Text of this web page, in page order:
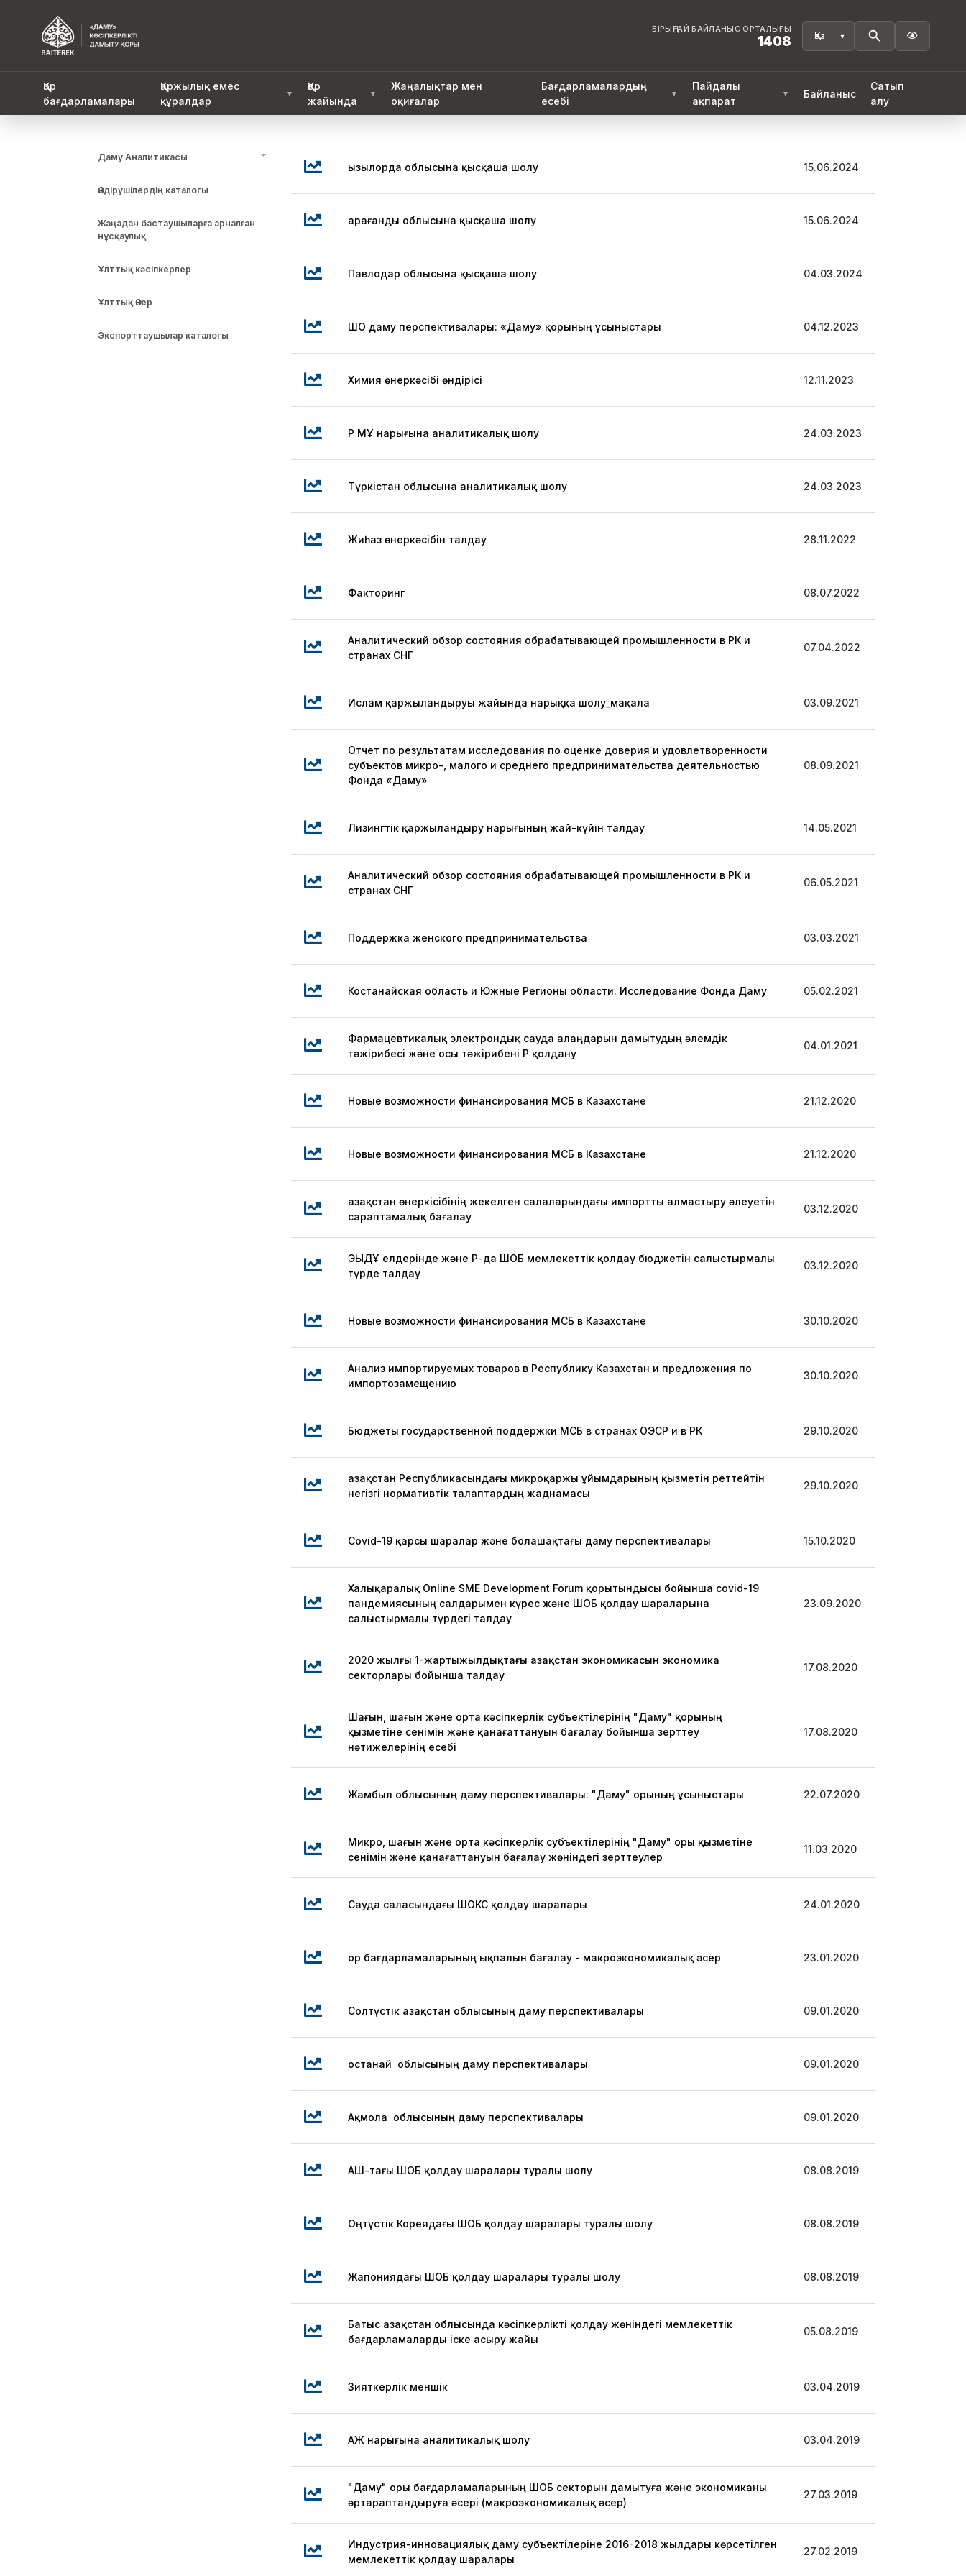
БІРЫҢҒАЙ БАЙЛАНЫС ОРТАЛЫҒЫ
1408 
Қор
бағдарламалары
Қаржылық емес
құралдар
▼
Қор
жайында
▼
Жаңалықтар мен
оқиғалар
Бағдарламалардың
есебі
▼
Пайдалы
ақпарат
▼ Байланыс
Сатып
алу
Даму Аналитикасы
Өндірушілердің каталогы
Жаңадан бастаушыларға арналған
нұсқаулық
Ұлттық кәсіпкерлер
Ұлттық Өнер
Экспорттаушылар каталогы
Қызылорда облысына қысқаша шолу 15.06.2024
Қарағанды облысына қысқаша шолу 15.06.2024
Павлодар облысына қысқаша шолу 04.03.2024
ШҚО даму перспективалары: «Даму» қорының ұсыныстары 04.12.2023
Химия өнеркәсібі өндірісі 12.11.2023
ҚР МҚҰ нарығына аналитикалық шолу 24.03.2023
Түркістан облысына аналитикалық шолу 24.03.2023
Жиһаз өнеркәсібін талдау 28.11.2022
Факторинг 08.07.2022
Аналитический обзор состояния обрабатывающей промышленности в РК и
странах СНГ
07.04.2022
Ислам қаржыландыруы жайында нарыққа шолу_мақала 03.09.2021
Отчет по результатам исследования по оценке доверия и удовлетворенности
субъектов микро-, малого и среднего предпринимательства деятельностью
Фонда «Даму»
08.09.2021
Лизингтік қаржыландыру нарығының жай-күйін талдау 14.05.2021
Аналитический обзор состояния обрабатывающей промышленности в РК и
странах СНГ
06.05.2021
Поддержка женского предпринимательства 03.03.2021
Костанайская область и Южные Регионы области. Исследование Фонда Даму 05.02.2021
Фармацевтикалық электрондық сауда алаңдарын дамытудың әлемдік
тәжірибесі және осы тәжірибені ҚР қолдану
04.01.2021
Новые возможности финансирования МСБ в Казахстане 21.12.2020
Новые возможности финансирования МСБ в Казахстане 21.12.2020
Қазақстан өнеркісібінің жекелген салаларындағы импортты алмастыру әлеуетін
сараптамалық бағалау
03.12.2020
ЭЫДҰ елдерінде және ҚР-да ШОБ мемлекеттік қолдау бюджетін салыстырмалы
түрде талдау
03.12.2020
Новые возможности финансирования МСБ в Казахстане 30.10.2020
Анализ импортируемых товаров в Республику Казахстан и предложения по
импортозамещению
30.10.2020
Бюджеты государственной поддержки МСБ в странах ОЭСР и в РК 29.10.2020
Қазақстан Республикасындағы микроқаржы ұйымдарының қызметін реттейтін
негізгі нормативтік талаптардың жаднамасы
29.10.2020
Covid-19 қарсы шаралар және болашақтағы даму перспективалары 15.10.2020
Халықаралық Online SME Development Forum қорытындысы бойынша covid-19
пандемиясының салдарымен күрес және ШОБ қолдау шараларына
салыстырмалы түрдегі талдау
23.09.2020
2020 жылғы 1-жартыжылдықтағы Қазақстан экономикасын экономика
секторлары бойынша талдау
17.08.2020
Шағын, шағын және орта кәсіпкерлік субъектілерінің "Даму" қорының
қызметіне сенімін және қанағаттануын бағалау бойынша зерттеу
нәтижелерінің есебі
17.08.2020
Жамбыл облысының даму перспективалары: "Даму" Қорының ұсыныстары 22.07.2020
Микро, шағын және орта кәсіпкерлік субъектілерінің "Даму" Қоры қызметіне
сенімін және қанағаттануын бағалау жөніндегі зерттеулер
11.03.2020
Сауда саласындағы ШОКС қолдау шаралары 24.01.2020
Қор бағдарламаларының ықпалын бағалау - макроэкономикалық әсер 23.01.2020
Солтүстік Қазақстан облысының даму перспективалары 09.01.2020
Қостанай облысының даму перспективалары 09.01.2020
Ақмола облысының даму перспективалары 09.01.2020
АҚШ-тағы ШОБ қолдау шаралары туралы шолу 08.08.2019
Оңтүстік Кореядағы ШОБ қолдау шаралары туралы шолу 08.08.2019
Жапониядағы ШОБ қолдау шаралары туралы шолу 08.08.2019
Батыс Қазақстан облысында кәсіпкерлікті қолдау жөніндегі мемлекеттік
бағдарламаларды іске асыру жайы
05.08.2019
Зияткерлік меншік 03.04.2019
АЖ нарығына аналитикалық шолу 03.04.2019
"Даму" Қоры бағдарламаларының ШОБ секторын дамытуға және экономиканы
әртараптандыруға әсері (макроэкономикалық әсер)
27.03.2019
Индустрия-инновациялық даму субъектілеріне 2016-2018 жылдары көрсетілген
мемлекеттік қолдау шаралары
27.02.2019